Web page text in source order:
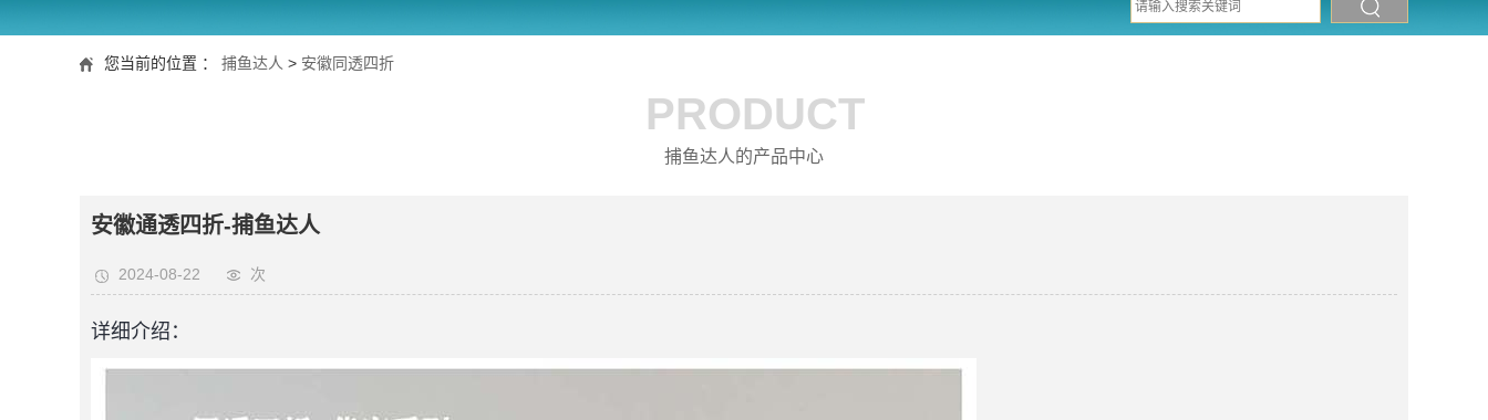
您当前的位置 ： 捕鱼达人 > 安徽同透四折
PRODUCT
捕鱼达人的产品中心
安徽通透四折-捕鱼达人
2024-08-22 次
详细介绍：